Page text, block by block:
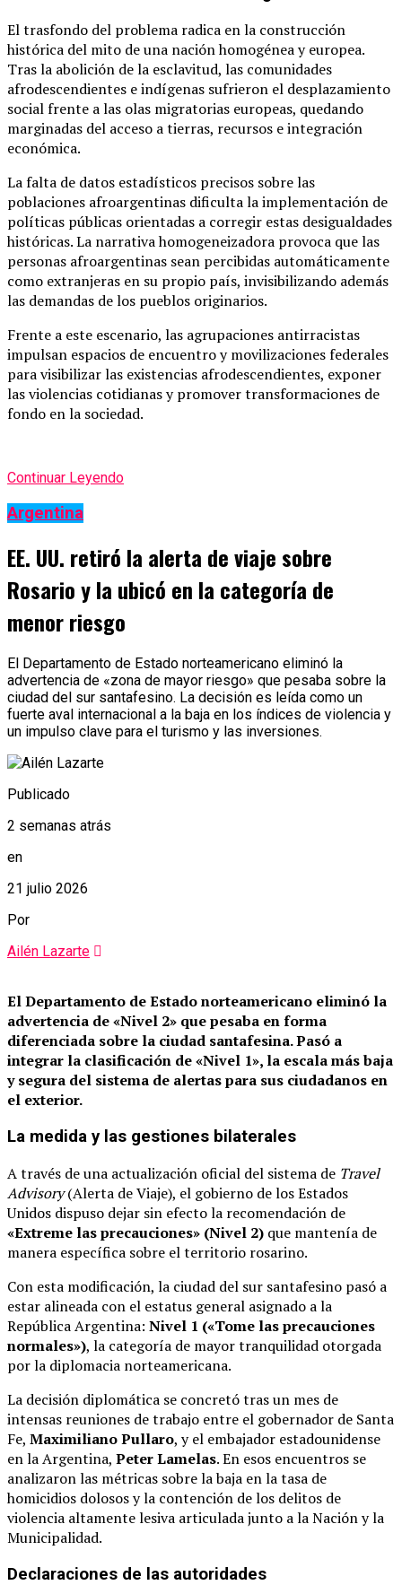
El trasfondo del problema radica en la construcción
histórica del mito de una nación homogénea y europea.
Tras la abolición de la esclavitud, las comunidades
afrodescendientes e indígenas sufrieron el desplazamiento
social frente a las olas migratorias europeas, quedando
marginadas del acceso a tierras, recursos e integración
económica.
La falta de datos estadísticos precisos sobre las
poblaciones afroargentinas dificulta la implementación de
políticas públicas orientadas a corregir estas desigualdades
históricas. La narrativa homogeneizadora provoca que las
personas afroargentinas sean percibidas automáticamente
como extranjeras en su propio país, invisibilizando además
las demandas de los pueblos originarios.
Frente a este escenario, las agrupaciones antirracistas
impulsan espacios de encuentro y movilizaciones federales
para visibilizar las existencias afrodescendientes, exponer
las violencias cotidianas y promover transformaciones de
fondo en la sociedad.
Continuar Leyendo
Argentina
EE. UU. retiró la alerta de viaje sobre
Rosario y la ubicó en la categoría de
menor riesgo
El Departamento de Estado norteamericano eliminó la
advertencia de «zona de mayor riesgo» que pesaba sobre la
ciudad del sur santafesino. La decisión es leída como un
fuerte aval internacional a la baja en los índices de violencia y
un impulso clave para el turismo y las inversiones.
Publicado
2 semanas atrás
en
21 julio 2026
Por
Ailén Lazarte
El Departamento de Estado norteamericano eliminó la
advertencia de «Nivel 2» que pesaba en forma
diferenciada sobre la ciudad santafesina.Pasó a
integrar la clasificación de «Nivel 1», la escala más baja
y segura del sistema de alertas para sus ciudadanos en
el exterior.
La medida y las gestiones bilaterales
A través de una actualización oficial del sistema de Travel
Advisory(Alerta de Viaje), el gobierno de los Estados
Unidos dispuso dejar sin efecto la recomendación de
«Extreme las precauciones» (Nivel 2) que mantenía de
manera específica sobre el territorio rosarino.
Con esta modificación, la ciudad del sur santafesino pasó a
estar alineada con el estatus general asignado a la
República Argentina: Nivel 1 («Tome las precauciones
normales»), la categoría de mayor tranquilidad otorgada
por la diplomacia norteamericana.
La decisión diplomática se concretó tras un mes de
intensas reuniones de trabajo entre el gobernador de Santa
Fe, Maximiliano Pullaro, y el embajador estadounidense
en la Argentina, Peter Lamelas.En esos encuentros se
analizaron las métricas sobre la baja en la tasa de
homicidios dolosos y la contención de los delitos de
violencia altamente lesiva articulada junto a la Nación y la
Municipalidad.
Declaraciones de las autoridades